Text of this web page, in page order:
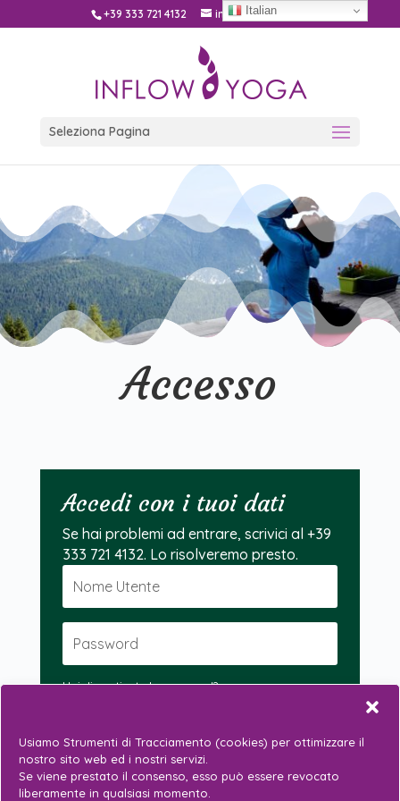
Usiamo Strumenti di Tracciamento (cookies) per ottimizzare il
nostro sito web ed i nostri servizi.
Se viene prestato il consenso, esso può essere revocato
liberamente in qualsiasi momento.
+39 333 721 4132 info@inflow.yoga
Seleziona Pagina
Accesso
Accedi con i tuoi dati
Se hai problemi ad entrare, scrivici al +39
333 721 4132. Lo risolveremo presto.
Hai dimenticato la password?
Italian